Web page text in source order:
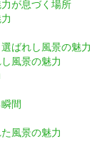
が息づく場所
ばれし風景の魅力
風景の魅力
間
風景の魅力